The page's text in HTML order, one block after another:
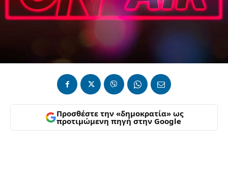
Προσθέστε την «δημοκρατία» ως
προτιμώμενη πηγή στην Google